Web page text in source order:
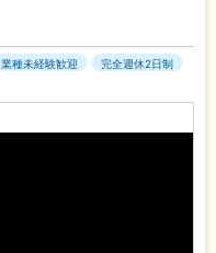
業種未経験歓迎 完全週休2日制